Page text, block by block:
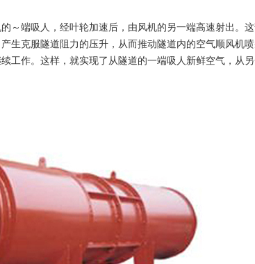
端吸人，经叶轮加速后，由风机的另一端高速射出。
生克服隧道阻力的压升，从而推动隧道内的空气顺风机
工作。这样，就实现了从隧道的一端吸人新鲜空气，从